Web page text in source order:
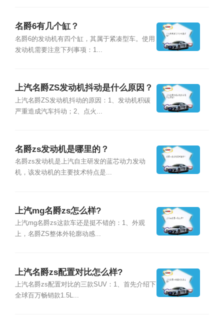
名爵6有几个缸？
名爵6的发动机有四个缸，其属于紧凑型车。使用
发动机需要注意下列事项：1...
上汽名爵ZS发动机抖动是什么原因？
上汽名爵ZS发动机抖动的原因：1、发动机积碳
严重造成汽车抖动；2、点火...
名爵zs发动机是哪里的？
名爵zs发动机是上汽自主研发的蓝芯动力发动
机，该发动机的主要技术特点是...
上汽mg名爵zs怎么样?
上汽mg名爵zs这款车还是挺不错的：1、外观
上，名爵ZS整体外轮廓动感...
上汽名爵zs配置对比怎么样?
上汽名爵zs配置对比的三款SUV：1、首先介绍下
全球百万畅销款1.5L...